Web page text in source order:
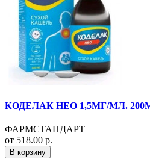
КОДЕЛАК НЕО 1,5МГ/МЛ.
ФАРМСТАНДАРТ
от 518.00 р.
В корзину